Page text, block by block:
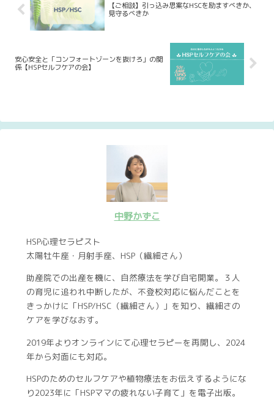
【ご相談】引っ込み思案なHSCを励ますべきか、
見守るべきか
安心安全と「コンフォートゾーンを抜けろ」の関
係【HSPセルフケアの会】
中野かずこ
HSP心理セラピスト
太陽牡牛座・月射手座、HSP（繊細さん）
助産院での出産を機に、自然療法を学び自宅開業。３人
の育児に追われ中断したが、不登校対応に悩んだことを
きっかけに「HSP/HSC（繊細さん）」を知り、繊細さの
ケアを学びなおす。
2019年よりオンラインにて心理セラピーを再開し、2024
年から対面にも対応。
HSPのためのセルフケアや植物療法をお伝えするようにな
り2023年に「HSPママの疲れない子育て」を電子出版。